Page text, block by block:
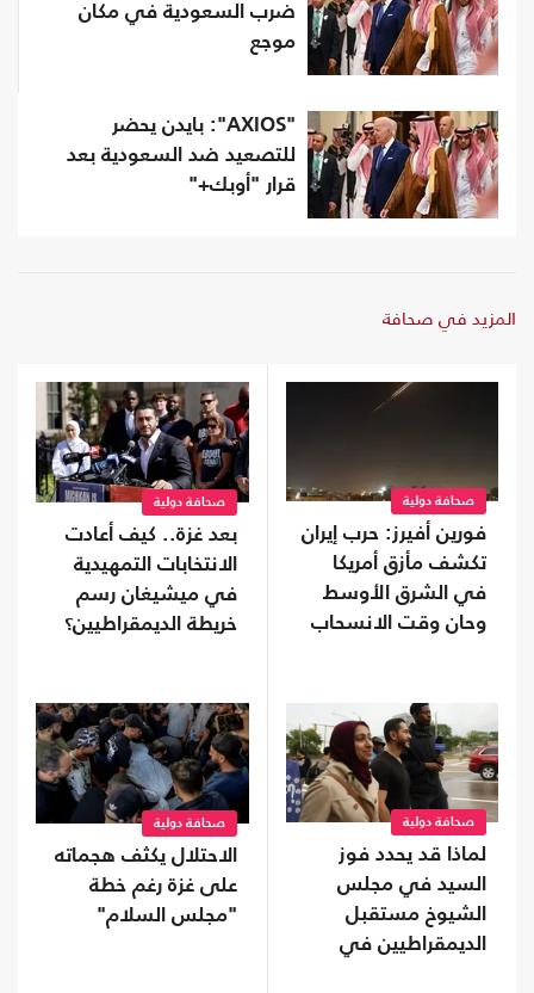
ضرب السعودية في مكان
موجع
"AXIOS": بايدن يحضر
للتصعيد ضد السعودية بعد
قرار "أوبك+"
المزيد في صحافة
صحافة دولية
فورين أفيرز: حرب إيران
تكشف مأزق أمريكا
في الشرق الأوسط
وحان وقت الانسحاب
صحافة دولية
بعد غزة.. كيف أعادت
الانتخابات التمهيدية
في ميشيغان رسم
خريطة الديمقراطيين؟
صحافة دولية
لماذا قد يحدد فوز
السيد في مجلس
الشيوخ مستقبل
الديمقراطيين في
صحافة دولية
الاحتلال يكثف هجماته
على غزة رغم خطة
"مجلس السلام"